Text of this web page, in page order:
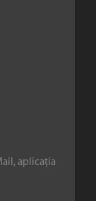
aplicația